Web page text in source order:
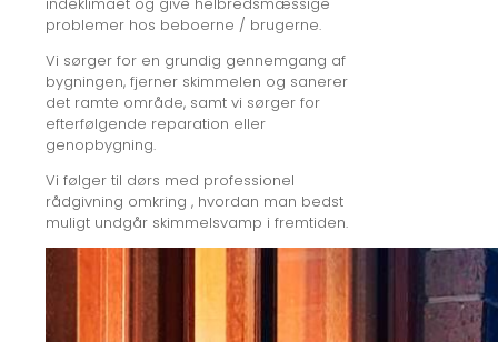
problemer hos beboerne / brugerne.
Vi sørger for en grundig gennemgang af
bygningen, fjerner skimmelen og sanerer
det ramte område, samt vi sørger for
efterfølgende reparation eller
genopbygning.
Vi følger til dørs med professionel
rådgivning omkring , hvordan man bedst
muligt undgår skimmelsvamp i fremtiden.